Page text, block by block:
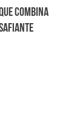
combina